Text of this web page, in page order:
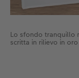
Lo sfondo tranquillo
scritta in rilievo in